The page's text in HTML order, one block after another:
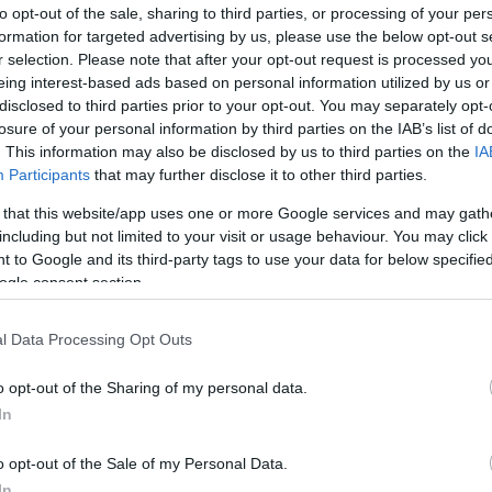
opt-out of the sale, sharing to third parties, or processing of your
for targeted advertising by us, please use the below opt-out
selection. Please note that after your opt-out request is processed
interest-based ads based on personal information utilized by us
to third parties prior to your opt-out. You may separately
of your personal information by third parties on the IAB’s list of
This information may also be disclosed by us to third parties on the
Participants that may further disclose it to other third parties.
that this website/app uses one or more Google services and may
but not limited to your visit or usage behaviour. You may
to Google and its third-party tags to use your data for below
consent section.
Data Processing Opt Outs
opt-out of the Sharing of my personal data.
opt-out of the Sale of my Personal Data.
παγκορασίδων Α
32.25-1.03.98
παγκορασίδων Α
2.39.22
Παμπαιδω Α
1.26.10